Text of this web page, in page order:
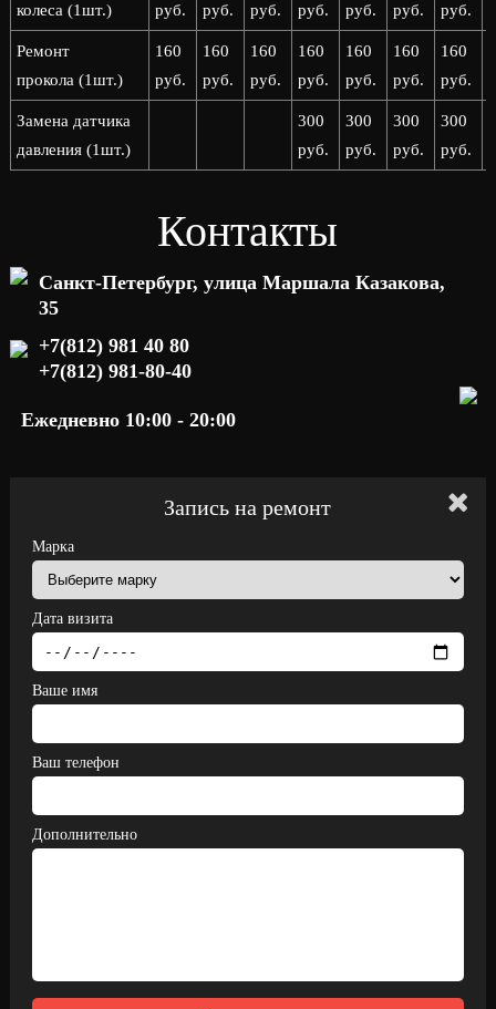
колеса (1шт.)
руб.
руб.
руб.
руб.
руб.
руб.
руб.
Ремонт
прокола (1шт.)
160
руб.
160
руб.
160
руб.
160
руб.
160
руб.
160
руб.
160
руб.
Замена датчика
давления (1шт.)
300
руб.
300
руб.
300
руб.
300
руб.
Контакты
Санкт-Петербург, улица Маршала Казакова,
35
+7(812) 981 40 80
+7(812) 981-80-40
Ежедневно 10:00 - 20:00
Запись на ремонт
Марка
Дата визита
Ваше имя
Ваш телефон
Дополнительно